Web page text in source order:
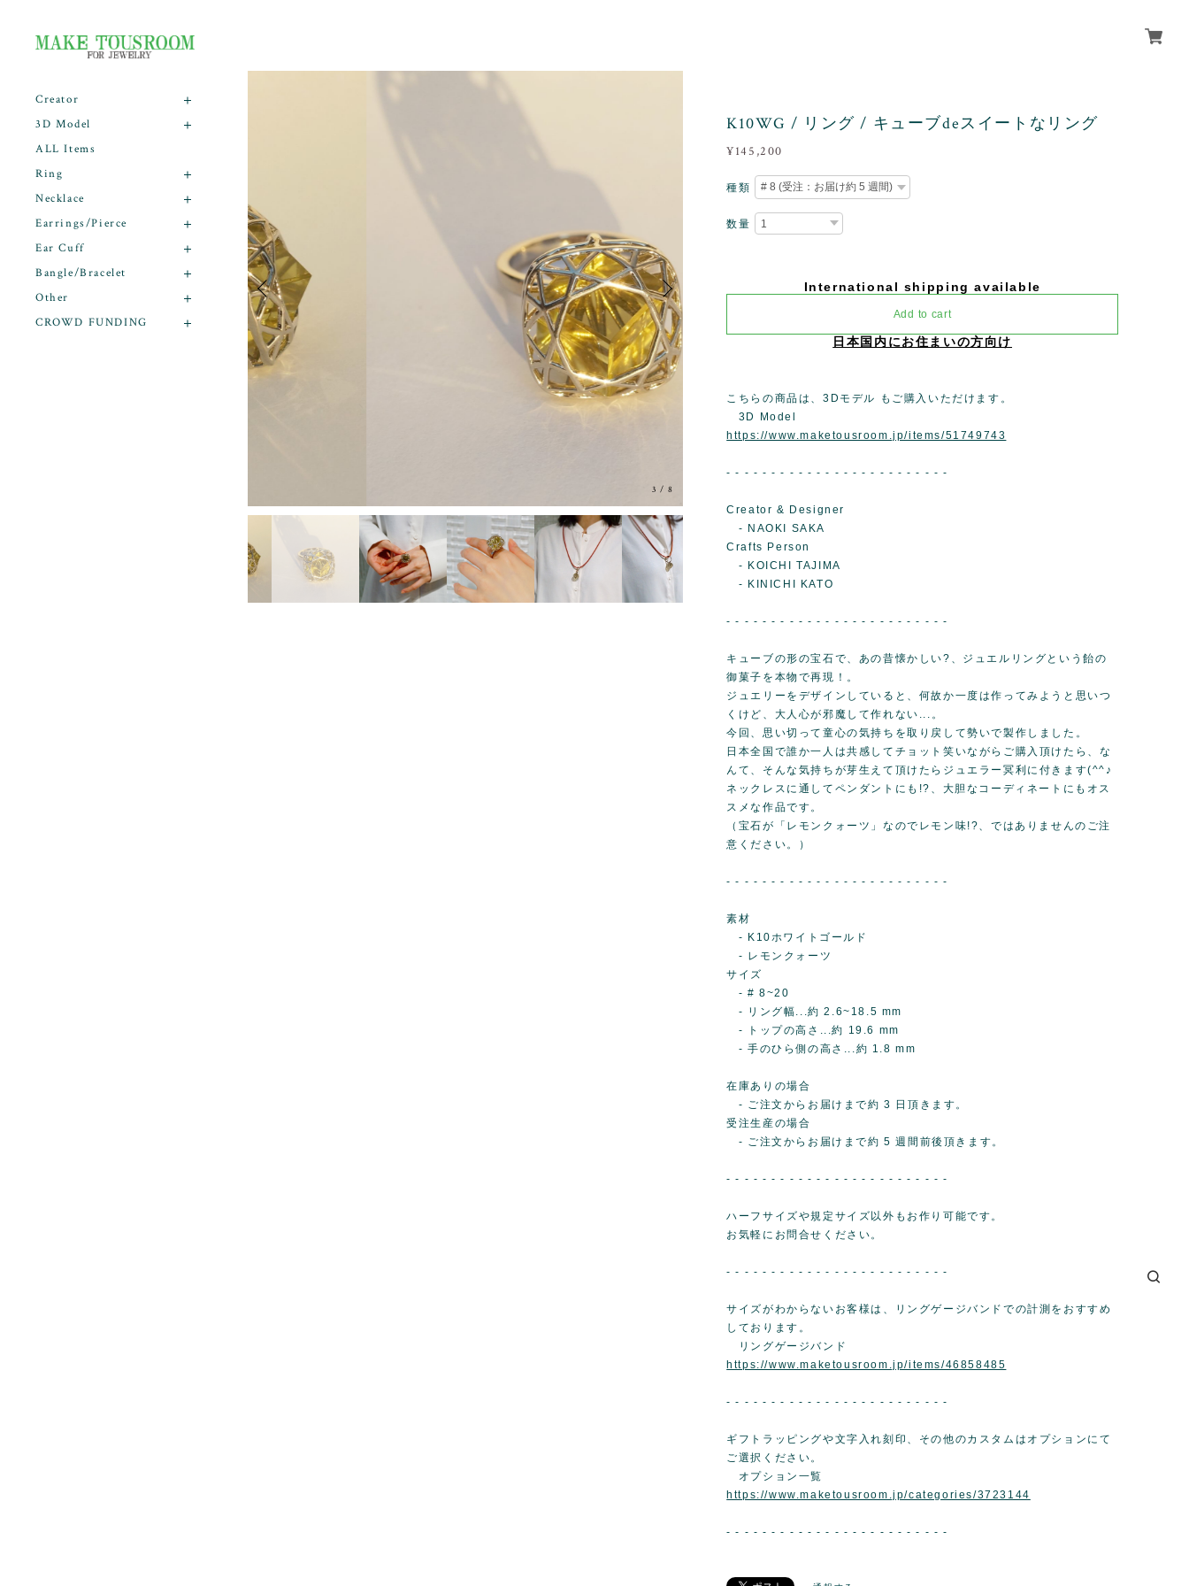
Creator
3D Model
ALL Items
Ring
Necklace
Earrings/Pierce
Ear Cuff
Bangle/Bracelet
Other
CROWD FUNDING
3 /8
K10WG / リング / キューブdeスイートなリング
¥145,200
種類
数量
International shipping available
Add to cart
日本国内にお住まいの方向け
こちらの商品は、3Dモデル もご購入いただけます。
3D Model
https://www.maketousroom.jp/items/51749743
- - - - - - - - - - - - - - - - - - - - - - - - -
Creator & Designer
- NAOKI SAKA
Crafts Person
- KOICHI TAJIMA
- KINICHI KATO
- - - - - - - - - - - - - - - - - - - - - - - - -
キューブの形の宝石で、あの昔懐かしい?、ジュエルリングという飴の
御菓子を本物で再現！。
ジュエリーをデザインしていると、何故か一度は作ってみようと思いつ
くけど、大人心が邪魔して作れない...。
今回、思い切って童心の気持ちを取り戻して勢いで製作しました。
日本全国で誰か一人は共感してチョット笑いながらご購入頂けたら、な
んて、そんな気持ちが芽生えて頂けたらジュエラー冥利に付きます(^^♪
ネックレスに通してペンダントにも!?、大胆なコーディネートにもオス
スメな作品です。
（宝石が「レモンクォーツ」なのでレモン味!?、ではありませんのご注
意ください。）
- - - - - - - - - - - - - - - - - - - - - - - - -
素材
- K10ホワイトゴールド
- レモンクォーツ
サイズ
- # 8~20
- リング幅...約 2.6~18.5 mm
- トップの高さ...約 19.6 mm
- 手のひら側の高さ...約 1.8 mm
在庫ありの場合
- ご注文からお届けまで約 3 日頂きます。
受注生産の場合
- ご注文からお届けまで約 5 週間前後頂きます。
- - - - - - - - - - - - - - - - - - - - - - - - -
ハーフサイズや規定サイズ以外もお作り可能です。
お気軽にお問合せください。
- - - - - - - - - - - - - - - - - - - - - - - - -
サイズがわからないお客様は、リングゲージバンドでの計測をおすすめ
しております。
リングゲージバンド
https://www.maketousroom.jp/items/46858485
- - - - - - - - - - - - - - - - - - - - - - - - -
ギフトラッピングや文字入れ刻印、その他のカスタムはオプションにて
ご選択ください。
オプション一覧
https://www.maketousroom.jp/categories/3723144
- - - - - - - - - - - - - - - - - - - - - - - - -